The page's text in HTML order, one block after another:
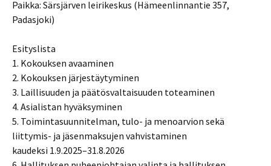
Paikka: Särsjärven leirikeskus (Hämeenlinnantie 357,
Padasjoki)
Esityslista
1. Kokouksen avaaminen
2. Kokouksen järjestäytyminen
3. Laillisuuden ja päätösvaltaisuuden toteaminen
4. Asialistan hyväksyminen
5. Toimintasuunnitelman, tulo- ja menoarvion sekä
liittymis- ja jäsenmaksujen vahvistaminen
kaudeksi 1.9.2025–31.8.2026